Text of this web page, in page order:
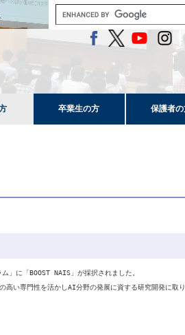
卒業生の方 保護者の
」に「BOOST NAIS」が採択されました。
い専門性を活かしAI分野の発展に資する研究開発に取